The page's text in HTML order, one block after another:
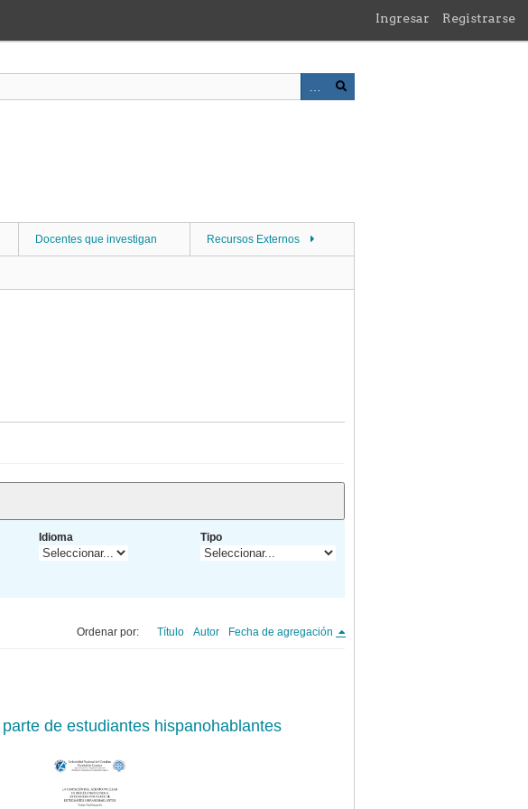
Ingresar Registrarse
Docentes que investigan Recursos Externos
Idioma Tipo
Ordenar por: Título Autor Fecha de agregación
de estudiantes hispanohablantes